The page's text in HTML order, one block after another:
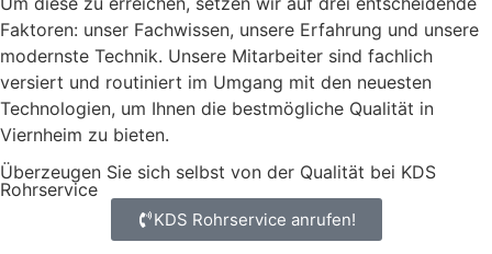
Faktoren: unser Fachwissen, unsere Erfahrung und unsere
modernste Technik. Unsere Mitarbeiter sind fachlich
versiert und routiniert im Umgang mit den neuesten
Technologien, um Ihnen die bestmögliche Qualität in
Viernheim zu bieten.
Überzeugen Sie sich selbst von der Qualität bei KDS
Rohrservice
KDS Rohrservice anrufen!